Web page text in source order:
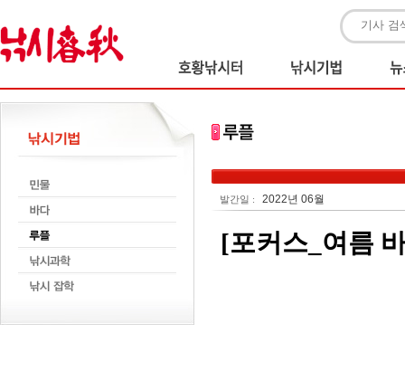
발간일 : 2022년 06월